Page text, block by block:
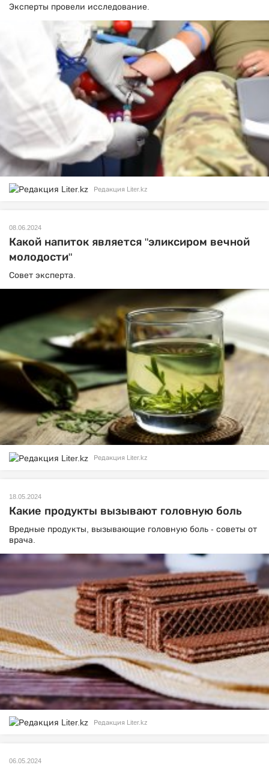
Эксперты провели исследование.
Редакция Liter.kz
08.06.2024
Какой напиток является "эликсиром вечной
молодости"
Совет эксперта.
Редакция Liter.kz
18.05.2024
Какие продукты вызывают головную боль
Вредные продукты, вызывающие головную боль - советы от
врача.
Редакция Liter.kz
06.05.2024